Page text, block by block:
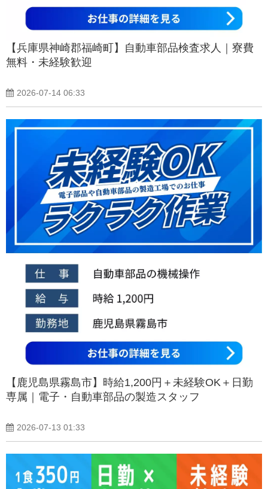
【兵庫県神崎郡福崎町】自動車部品検査求人｜寮費
無料・未経験歓迎
2026-07-14 06:33
【鹿児島県霧島市】時給1,200円＋未経験OK＋日勤
専属｜電子・自動車部品の製造スタッフ
2026-07-13 01:33